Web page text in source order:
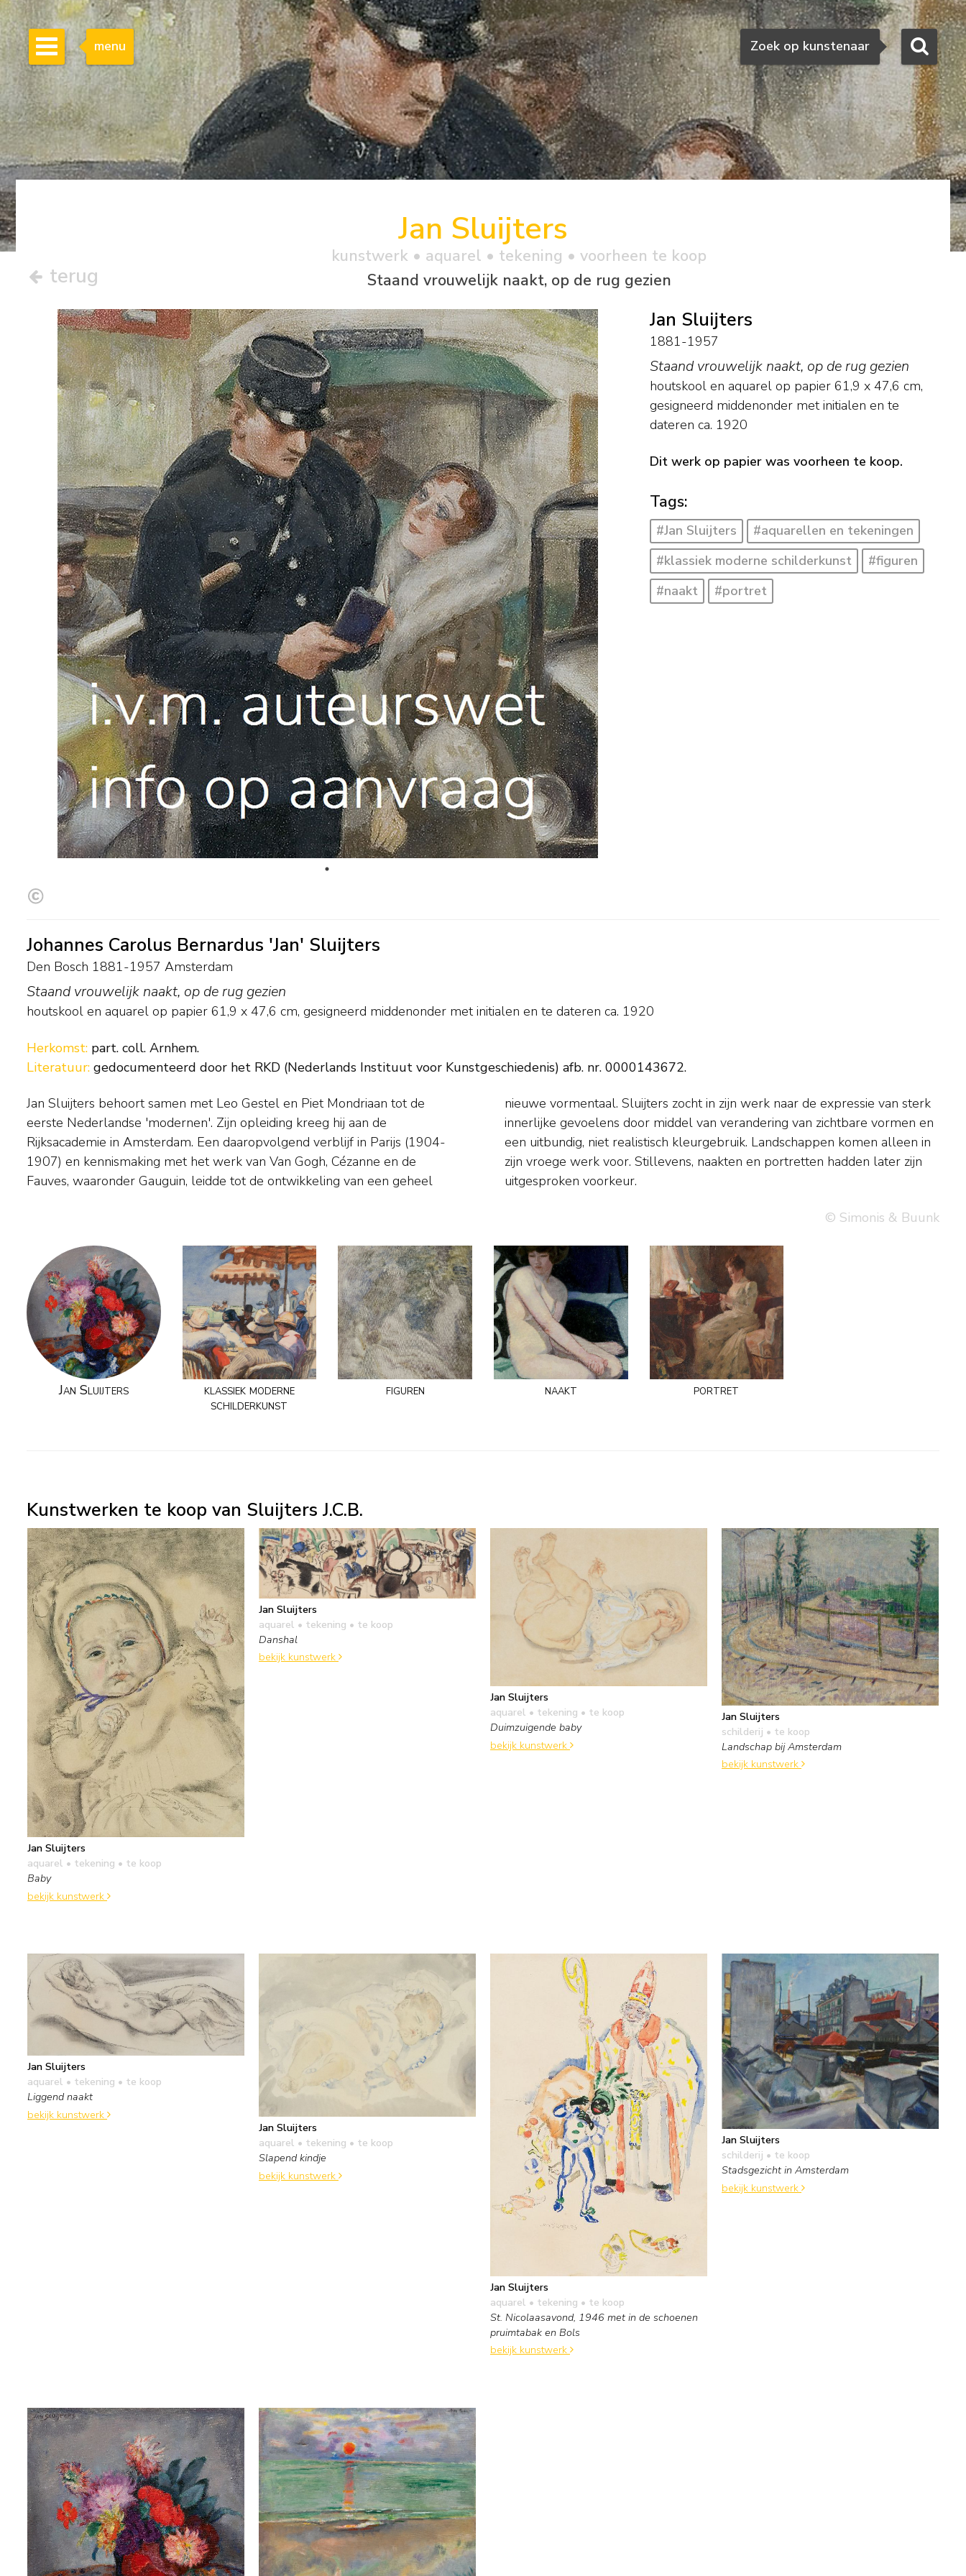
Zoeken
Zoek op kunstenaar
menu
terug
Jan Sluijters
kunstwerk • aquarel • tekening • voorheen te koop
Staand vrouwelijk naakt, op de rug gezien
Jan Sluijters
1881-1957
Staand vrouwelijk naakt, op de rug gezien
houtskool en aquarel op papier 61,9 x 47,6 cm,
gesigneerd middenonder met initialen en te
dateren ca. 1920
Dit werk op papier was voorheen te koop.
Tags:
#Jan Sluijters
#aquarellen en tekeningen
#klassiek moderne schilderkunst
#figuren
#naakt
#portret
Johannes Carolus Bernardus 'Jan' Sluijters
Den Bosch 1881-1957 Amsterdam
Staand vrouwelijk naakt, op de rug gezien
houtskool en aquarel op papier 61,9 x 47,6 cm, gesigneerd middenonder met initialen en te dateren ca. 1920
Herkomst: part. coll. Arnhem.
Literatuur: gedocumenteerd door het RKD (Nederlands Instituut voor Kunstgeschiedenis) afb. nr. 0000143672.
Jan Sluijters behoort samen met Leo Gestel en Piet Mondriaan tot de
eerste Nederlandse 'modernen'. Zijn opleiding kreeg hij aan de
Rijksacademie in Amsterdam. Een daaropvolgend verblijf in Parijs (1904-
1907) en kennismaking met het werk van Van Gogh, Cézanne en de
Fauves, waaronder Gauguin, leidde tot de ontwikkeling van een geheel
nieuwe vormentaal. Sluijters zocht in zijn werk naar de expressie van sterk
innerlijke gevoelens door middel van verandering van zichtbare vormen en
een uitbundig, niet realistisch kleurgebruik. Landschappen komen alleen in
zijn vroege werk voor. Stillevens, naakten en portretten hadden later zijn
uitgesproken voorkeur.
© Simonis & Buunk
Jan Sluijters
klassiek moderne
schilderkunst
figuren naakt portret
Kunstwerken te koop van Sluijters J.C.B.
Jan Sluijters
aquarel • tekening • te koop
Baby
bekijk kunstwerk
Jan Sluijters
aquarel • tekening • te koop
Danshal
bekijk kunstwerk
Jan Sluijters
aquarel • tekening • te koop
Duimzuigende baby
bekijk kunstwerk
Jan Sluijters
schilderij • te koop
Landschap bij Amsterdam
bekijk kunstwerk
Jan Sluijters
aquarel • tekening • te koop
Liggend naakt
bekijk kunstwerk
Jan Sluijters
aquarel • tekening • te koop
Slapend kindje
bekijk kunstwerk
Jan Sluijters
aquarel • tekening • te koop
St. Nicolaasavond, 1946 met in de schoenen
pruimtabak en Bols
bekijk kunstwerk
Jan Sluijters
schilderij • te koop
Stadsgezicht in Amsterdam
bekijk kunstwerk